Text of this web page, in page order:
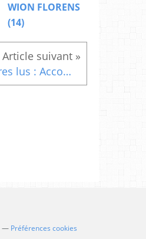
WION FLORENS
(14)
Extraits de livres lus : Accomplis ce pour quoi tu es fait (6)
Préférences cookies